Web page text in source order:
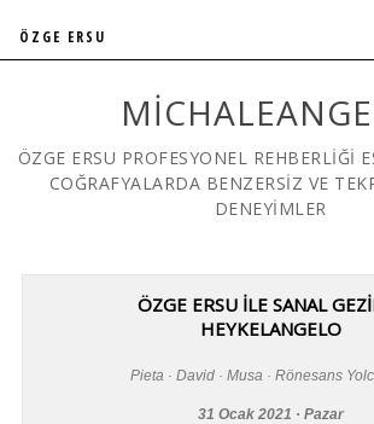
ÖZGE ERSU PROFESYONEL REHBERLİĞİ
COĞRAFYALARDA BENZERSİZ VE
DENEYİMLER
ÖZGE ERSU İLE SANAL
HEYKELANGELO
Pieta · David · Musa · Rönesans
31 Ocak 2021 · Pazar
ÖZGE ERSU